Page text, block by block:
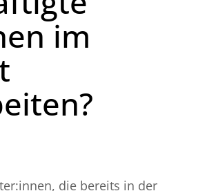
im
die bereits in der